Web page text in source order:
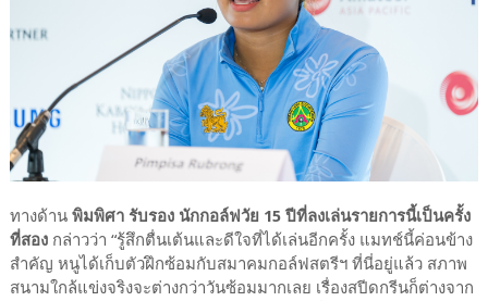
ทางด้าน พิมพิศา รับรอง นักกอล์ฟวัย 15 ปีที่ลงเล่นรายการนี้เป็นครั้ง
ที่สองกล่าวว่า “รู้สึกตื่นเต้นและดีใจที่ได้เล่นอีกครั้ง แมทช์นี้ค่อนข้าง
สำคัญ หนูได้เก็บตัวฝึกซ้อมกับสมาคมกอล์ฟสตรีฯ ที่นี่อยู่แล้ว สภาพ
สนามใกล้แข่งจริงจะต่างกว่าวันซ้อมมากเลย เรื่องสปีดกรีนก็ต่างจาก